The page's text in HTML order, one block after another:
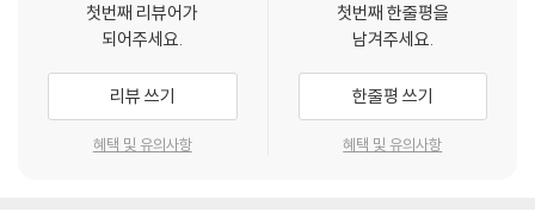
첫번째 리뷰어가
되어주세요.
리뷰 쓰기
혜택 및 유의사항
첫번째 한줄평을
남겨주세요.
한줄평 쓰기
혜택 및 유의사항